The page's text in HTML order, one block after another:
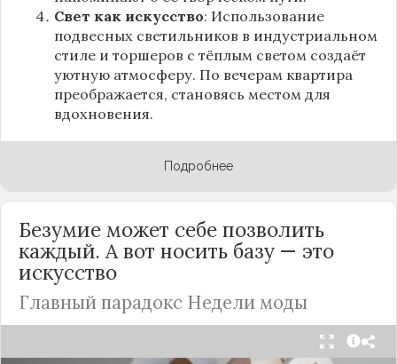
Свет как искусство: Использование
подвесных светильников в индустриальном
стиле и торшеров с тёплым светом создаёт
уютную атмосферу. По вечерам квартира
преображается, становясь местом для
вдохновения.
Подробнее
Безумие может себе позволить
каждый. А вот носить базу — это
искусство
Главный парадокс Недели моды